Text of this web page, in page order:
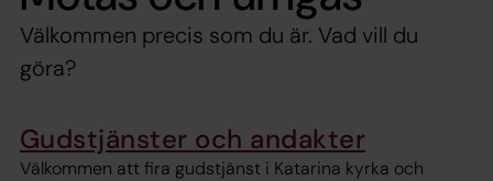
Välkommen precis som du är. Vad vill du
göra?
Gudstjänster och andakter
Välkommen att fira gudstjänst i Katarina kyrka och